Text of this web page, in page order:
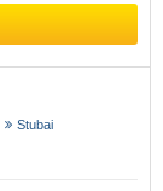
Stubai